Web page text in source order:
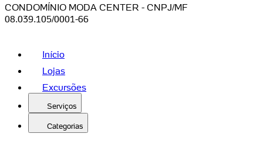
CONDOMÍNIO MODA CENTER - CNPJ/MF
08.039.105/0001-66
Início
Lojas
Excursões
Serviços
Categorias